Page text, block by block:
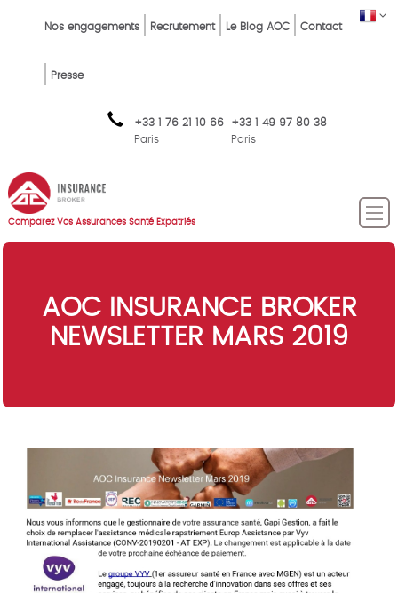
FR
Top
FR
Nos engagements Recrutement Le Blog AOC Contact
Presse
+33 1 76 21 10 66
Paris
+33 1 49 97 80 38
Paris
Comparez Vos Assurances Santé Expatriés
AOC INSURANCE BROKER
NEWSLETTER MARS 2019